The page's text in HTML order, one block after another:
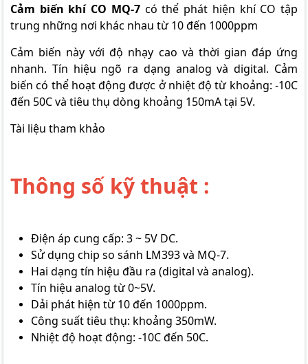
Cảm biến khí CO MQ-7có thể phát hiện khí CO tập
trung những nơi khác nhau từ 10 đến 1000ppm
Cảm biến này với độ nhạy cao và thời gian đáp ứng
nhanh. Tín hiệu ngõ ra dạng analog và digital. Cảm
biến có thể hoạt động được ở nhiệt độ từ khoảng: -10C
đến 50C và tiêu thụ dòng khoảng 150mA tại 5V.
Tài liệu tham khảo
Thông số kỹ thuật :
Điện áp cung cấp: 3 ~ 5V DC.
Sử dụng chip so sánh LM393 và MQ-7.
Hai dạng tín hiệu đầu ra (digital và analog).
Tín hiệu analog từ 0~5V.
Dải phát hiện từ 10 đến 1000ppm.
Công suất tiêu thụ: khoảng 350mW.
Nhiệt độ hoạt động: -10C đến 50C.